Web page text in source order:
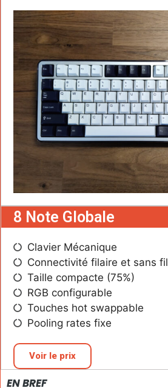
8 Note Globale
Clavier Mécanique
Connectivité filaire et sans fil
Taille compacte (75%)
RGB configurable
Touches hot swappable
Pooling rates fixe
Voir le prix
EN BREF